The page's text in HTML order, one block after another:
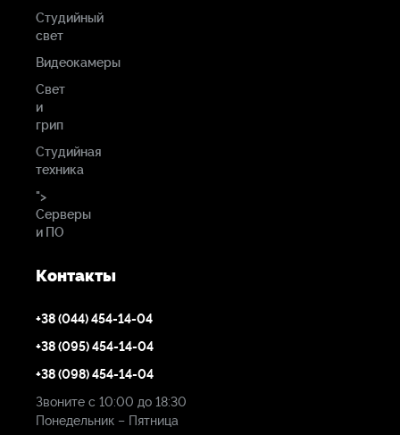
Студийный
свет
Видеокамеры
Свет
и
грип
Студийная
техника
">
Серверы
и ПО
Контакты
+38 (044) 454-14-04
+38 (095) 454-14-04
+38 (098) 454-14-04
Звоните с 10:00 до 18:30
Понедельник – Пятница